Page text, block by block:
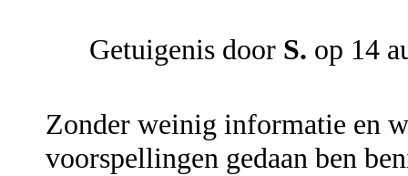
Getuigenis door S. op 14
Zonder weinig informatie en
voorspellingen gedaan ben